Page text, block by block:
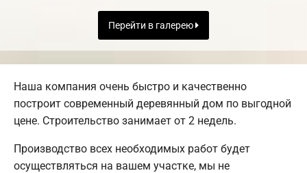
Перейти в галерею
Наша компания очень быстро и качественно
построит современный деревянный дом по выгодной
цене. Строительство занимает от 2 недель.
Производство всех необходимых работ будет
осуществляться на вашем участке, мы не